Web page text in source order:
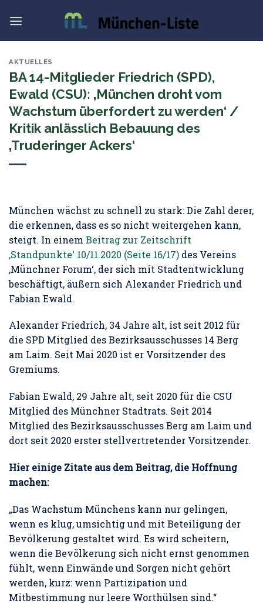
AKTUELLES
BA 14-Mitglieder Friedrich (SPD),
Ewald (CSU): ‚München droht vom
Wachstum überfordert zu werden‘ /
Kritik anlässlich Bebauung des
‚Truderinger Ackers‘
München wächst zu schnell zu stark: Die Zahl derer,
die erkennen, dass es so nicht weitergehen kann,
steigt. In einem Beitrag zur Zeitschrift
‚Standpunkte‘ 10/11.2020 (Seite 16/17) des Vereins
‚Münchner Forum‘, der sich mit Stadtentwicklung
beschäftigt, äußern sich Alexander Friedrich und
Fabian Ewald.
Alexander Friedrich, 34 Jahre alt, ist seit 2012 für
die SPD Mitglied des Bezirksausschusses 14 Berg
am Laim. Seit Mai 2020 ist er Vorsitzender des
Gremiums.
Fabian Ewald, 29 Jahre alt, seit 2020 für die CSU
Mitglied des Münchner Stadtrats. Seit 2014
Mitglied des Bezirksausschusses Berg am Laim und
dort seit 2020 erster stellvertretender Vorsitzender.
Hier einige Zitate aus dem Beitrag, die Hoffnung
machen:
„Das Wachstum Münchens kann nur gelingen,
wenn es klug, umsichtig und mit Beteiligung der
Bevölkerung gestaltet wird. Es wird scheitern,
wenn die Bevölkerung sich nicht ernst genommen
fühlt, wenn Einwände und Sorgen nicht gehört
werden, kurz: wenn Partizipation und
Mitbestimmung nur leere Worthülsen sind.“